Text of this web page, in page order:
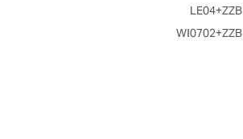
LE04+ZZB
WI0702+ZZB